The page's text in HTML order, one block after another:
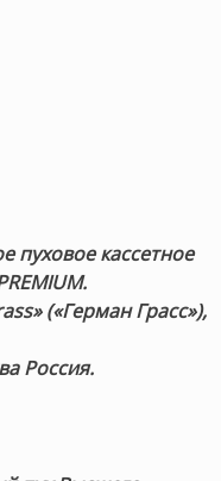
пуховое кассетное
(«Герман Грасс»),
Россия.